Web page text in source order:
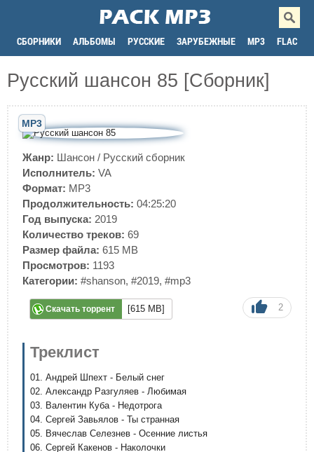
СБОРНИКИ АЛЬБОМЫ РУССКИЕ ЗАРУБЕЖНЫЕ MP3 FLAC
Русский шансон 85 [Сборник]
MP3
Жанр: Шансон / Русский сборник
Исполнитель: VA
Формат: MP3
Продолжительность: 04:25:20
Год выпуска: 2019
Количество треков: 69
Размер файла: 615 MB
Просмотров: 1193
Категории: #shanson, #2019, #mp3
Скачать торрент [615 MB] 2
Треклист
01. Андрей Шпехт - Белый снег
02. Александр Разгуляев - Любимая
03. Валентин Куба - Недотрога
04. Сергей Завьялов - Ты странная
05. Вячеслав Селезнев - Осенние листья
06. Сергей Какенов - Наколочки